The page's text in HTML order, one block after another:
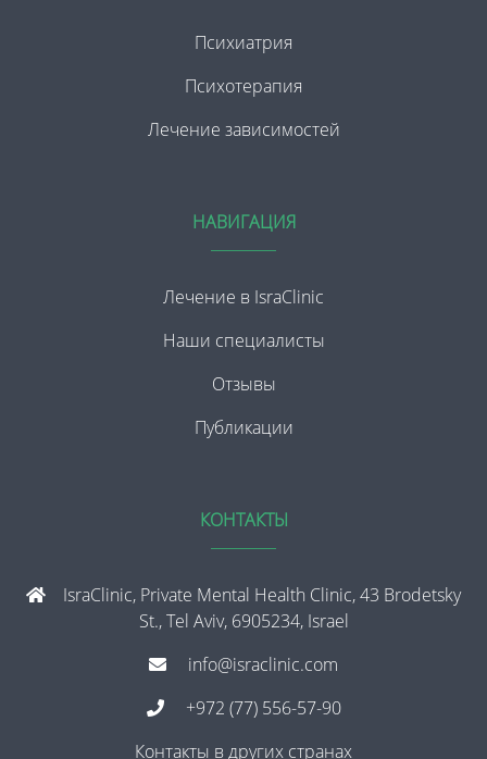
Психиатрия
Психотерапия
Лечение зависимостей
НАВИГАЦИЯ
Лечение в IsraClinic
Наши специалисты
Отзывы
Публикации
КОНТАКТЫ
IsraClinic, Private Mental Health Clinic, 43 Brodetsky
St., Tel Aviv, 6905234, Israel
info@israclinic.com
+972 (77) 556-57-90
Контакты в других странах